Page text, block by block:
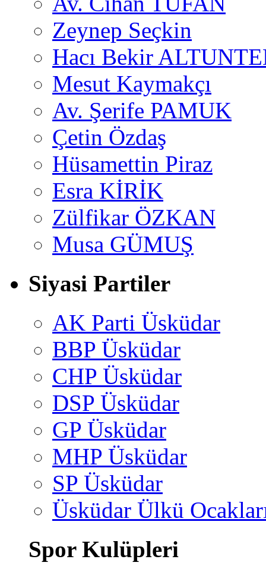
Zeynep Seçkin
Hacı Bekir
Mesut Kaymakçı
Av. Şerife PAMUK
Çetin Özdaş
Hüsamettin Piraz
Esra KİRİK
Zülfikar ÖZKAN
Musa GÜMUŞ
Siyasi Partiler
AK Parti Üsküdar
BBP Üsküdar
CHP Üsküdar
DSP Üsküdar
GP Üsküdar
MHP Üsküdar
SP Üsküdar
Üsküdar Ülkü
Spor Kulüpleri